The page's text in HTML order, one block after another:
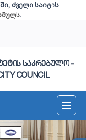
ძველი საიტის
.
საკრებულო -
COUNCIL